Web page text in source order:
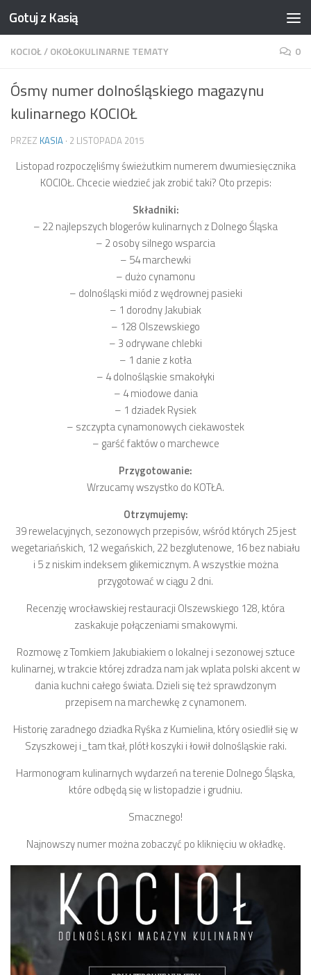
Skip to content
Gotuj z Kasią
KOCIOŁ/OKOŁOKULINARNE TEMATY 0
Ósmy numer dolnośląskiego magazynu
kulinarnego KOCIOŁ
PRZEZ KASIA · 2 LISTOPADA 2015
Listopad rozpoczęliśmy świeżutkim numerem dwumiesięcznika
KOCIOŁ. Chcecie wiedzieć jak zrobić taki? Oto przepis:
Składniki:
– 22 najlepszych blogerów kulinarnych z Dolnego Śląska
– 2 osoby silnego wsparcia
– 54 marchewki
– dużo cynamonu
– dolnośląski miód z wędrownej pasieki
– 1 dorodny Jakubiak
– 128 Olszewskiego
– 3 odrywane chlebki
– 1 danie z kotła
– 4 dolnośląskie smakołyki
– 4 miodowe dania
– 1 dziadek Rysiek
– szczypta cynamonowych ciekawostek
– garść faktów o marchewce
Przygotowanie:
Wrzucamy wszystko do KOTŁA.
Otrzymujemy:
39 rewelacyjnych, sezonowych przepisów, wśród których 25 jest
wegetariańskich, 12 wegańskich, 22 bezglutenowe, 16 bez nabiału
i 5 z niskim indeksem glikemicznym. A wszystkie można
przygotować w ciągu 2 dni.
Recenzję wrocławskiej restauracji Olszewskiego 128, która
zaskakuje połączeniami smakowymi.
Rozmowę z Tomkiem Jakubiakiem o lokalnej i sezonowej sztuce
kulinarnej, w trakcie której zdradza nam jak wplata polski akcent w
dania kuchni całego świata. Dzieli się też sprawdzonym
przepisem na marchewkę z cynamonem.
Historię zaradnego dziadka Ryśka z Kumielina, który osiedlił się w
Szyszkowej i_tam tkał, plótł koszyki i łowił dolnośląskie raki.
Harmonogram kulinarnych wydarzeń na terenie Dolnego Śląska,
które odbędą się w listopadzie i grudniu.
Smacznego!
Najnowszy numer można zobaczyć po kliknięciu w okładkę.